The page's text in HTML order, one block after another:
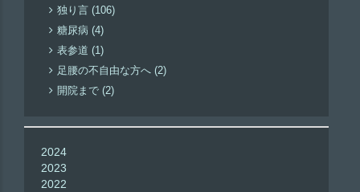
独り言 (106)
糖尿病 (4)
表参道 (1)
足腰の不自由な方へ (2)
開院まで (2)
2024
2023
2022